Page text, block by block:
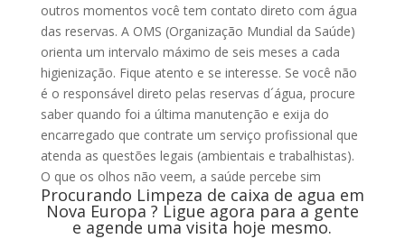
outros momentos você tem contato direto com água
das reservas. A OMS (Organização Mundial da Saúde)
orienta um intervalo máximo de seis meses a cada
higienização. Fique atento e se interesse. Se você não
é o responsável direto pelas reservas d´água, procure
saber quando foi a última manutenção e exija do
encarregado que contrate um serviço profissional que
atenda as questões legais (ambientais e trabalhistas).
O que os olhos não veem, a saúde percebe sim
Procurando Limpeza de caixa de agua em
Nova Europa ? Ligue agora para a gente
e agende uma visita hoje mesmo.